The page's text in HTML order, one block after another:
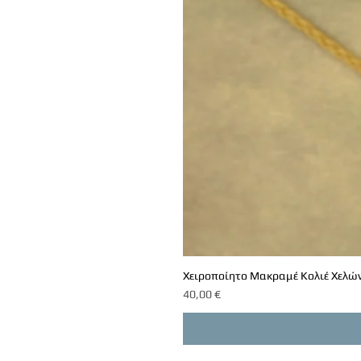
Χειροποίητο Μακραμέ Κολιέ
Τιμή
40,00 €